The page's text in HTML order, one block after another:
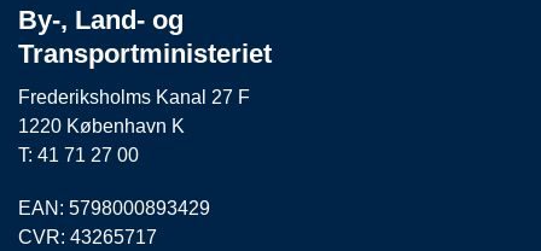
By-, Land- og
Transportministeriet
Frederiksholms Kanal 27 F
1220 København K
T: 41 71 27 00
EAN: 5798000893429
CVR: 43265717